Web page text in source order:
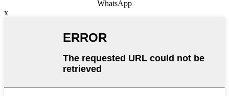
WhatsApp
x